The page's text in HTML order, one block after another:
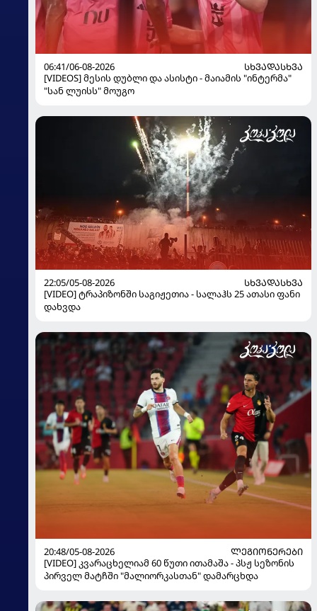
06:41/06-08-2026
ᲡᲮᲕᲐᲓᲐᲡᲮᲕᲐ
[VIDEOS] მესის დუბლი და ასისტი - მაიამის "ინტერმა"
"სან ლუისს" მოუგო
22:05/05-08-2026
ᲡᲮᲕᲐᲓᲐᲡᲮᲕᲐ
[VIDEO] ტრაპიზონში საგიჟეთია - სალაჰს 25 ათასი ფანი
დახვდა
20:48/05-08-2026
ᲚᲔᲒᲘᲝᲜᲔᲠᲔᲑᲘ
[VIDEO] კვარაცხელიამ 60 წუთი ითამაშა - პსჟ სეზონის
პირველ მატჩში "მალიორკასთან" დამარცხდა